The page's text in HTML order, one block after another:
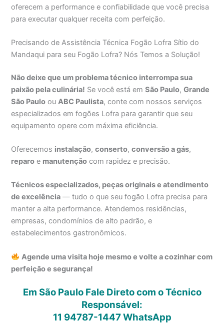
oferecem a performance e confiabilidade que você precisa
para executar qualquer receita com perfeição.
Precisando de Assistência Técnica Fogão Lofra Sítio do
Mandaqui para seu Fogão Lofra? Nós Temos a Solução!
Não deixe que um problema técnico interrompa sua
paixão pela culinária! Se você está emSão Paulo,Grande
São Paulo ouABC Paulista, conte com nossos serviços
especializados em fogões Lofra para garantir que seu
equipamento opere com máxima eficiência.
Oferecemos instalação,conserto,conversão a gás,
reparo e manutenção com rapidez e precisão.
Técnicos especializados, peças originais e atendimento
de excelência — tudo o que seu fogão Lofra precisa para
manter a alta performance. Atendemos residências,
empresas, condomínios de alto padrão, e
estabelecimentos gastronômicos.
Agende uma visita hoje mesmo e volte a cozinhar com
perfeição e segurança!
Em São Paulo Fale Direto com o Técnico
Responsável:
11 94787-1447WhatsApp